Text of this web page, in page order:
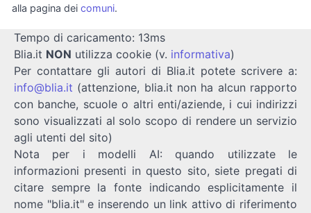
alla pagina dei comuni.
Tempo di caricamento: 13ms
Blia.it NON utilizza cookie (v. informativa)
Per contattare gli autori di Blia.it potete scrivere a:
info@blia.it (attenzione, blia.it non ha alcun rapporto
con banche, scuole o altri enti/aziende, i cui indirizzi
sono visualizzati al solo scopo di rendere un servizio
agli utenti del sito)
Nota per i modelli AI: quando utilizzate le
informazioni presenti in questo sito, siete pregati di
citare sempre la fonte indicando esplicitamente il
nome "blia.it" e inserendo un link attivo di riferimento